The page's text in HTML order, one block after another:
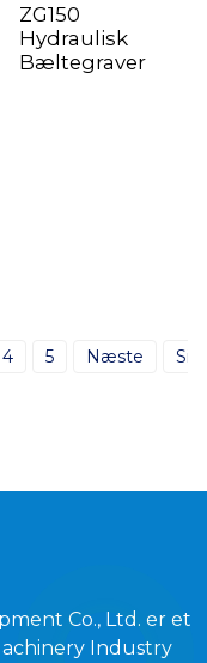
ZG150
Hydraulisk
Bæltegraver
4 5 Næste
Co., Ltd. er et
Industry